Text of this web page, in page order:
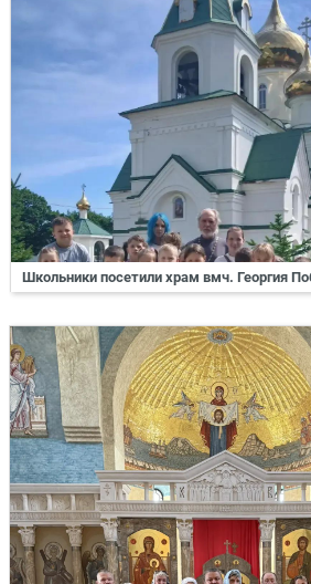
Школьники посетили храм вмч. Георгия